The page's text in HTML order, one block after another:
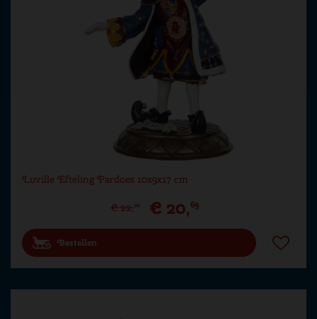
Luville Efteling Pardoes 10x9x17 cm
€ 22,99 € 20,69
Bestellen